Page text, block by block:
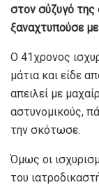
στον σύζυγό της
ξαναχτυπούσε
Ο 41χρονος
μάτια και είδε
απειλεί με
αστυνομικούς,
την σκότωσε.
Όμως οι
του